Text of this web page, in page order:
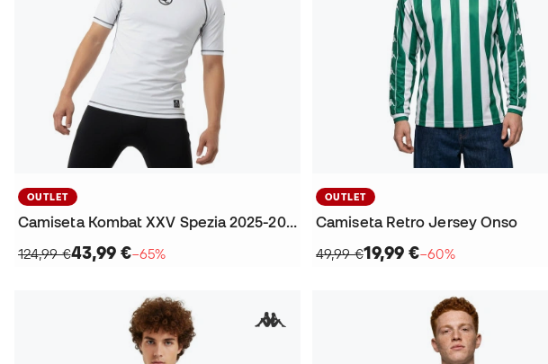
OUTLET
Camiseta Kombat XXV Spezia 2025-2026
124,99 €43,99 €−65%
OUTLET
Camiseta Retro Jersey Onso
49,99 €19,99 €−60%